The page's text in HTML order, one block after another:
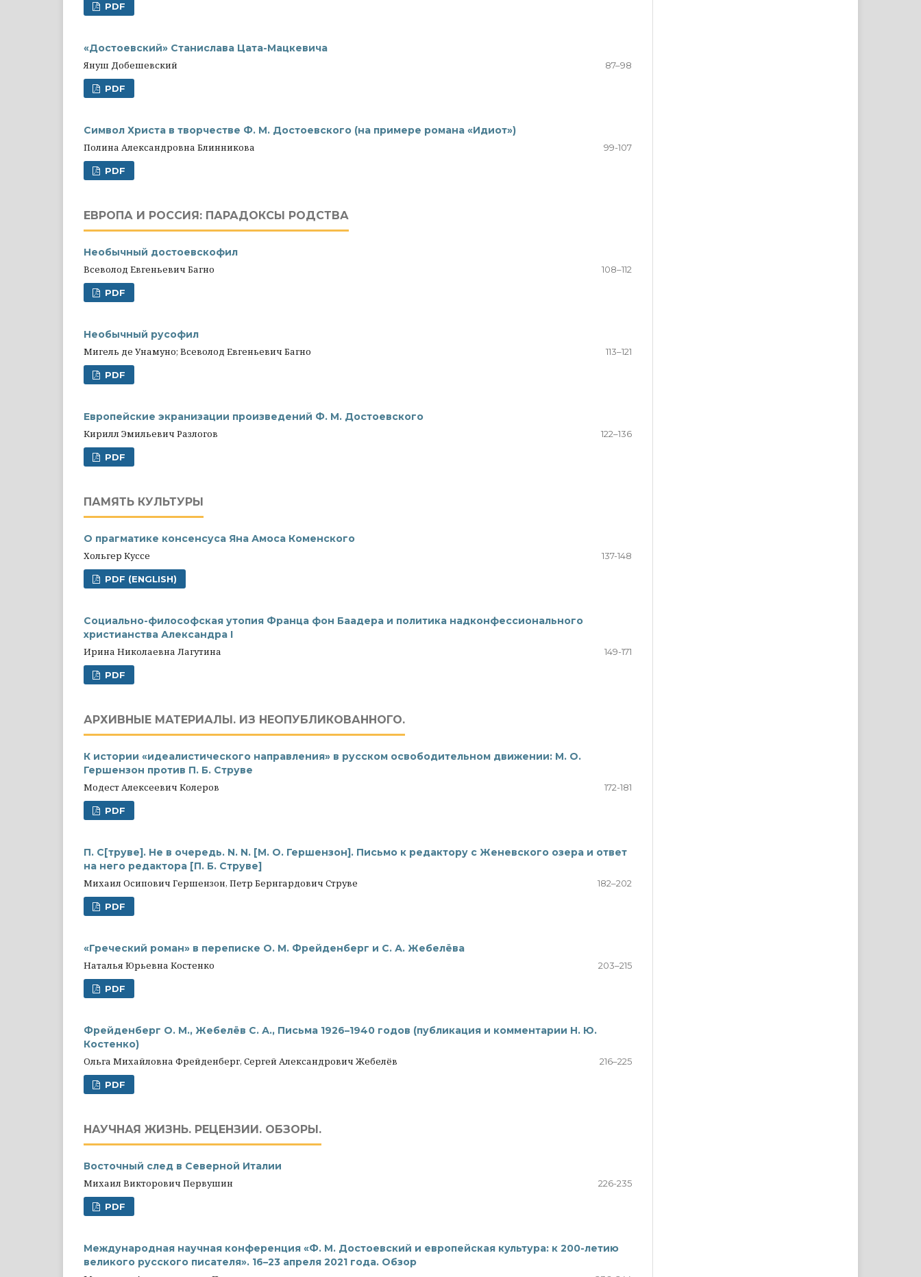
PDF
«Достоевский» Станислава Цата-Мацкевича
Януш Добешевский
87–98
PDF
Символ Христа в творчестве Ф. М. Достоевского (на примере романа «Идиот»)
Полина Александровна Блинникова
99-107
PDF
ЕВРОПА И РОССИЯ: ПАРАДОКСЫ РОДСТВА
Необычный достоевскофил
Всеволод Евгеньевич Багно
108–112
PDF
Необычный русофил
Мигель де Унамуно; Всеволод Евгеньевич Багно
113–121
PDF
Европейские экранизации произведений Ф. М. Достоевского
Кирилл Эмильевич Разлогов
122–136
PDF
ПАМЯТЬ КУЛЬТУРЫ
О прагматике консенсуса Яна Амоса Коменского
Хольгер Куссе
137-148
PDF (ENGLISH)
Социально-философская утопия Франца фон Баадера и политика надконфессионального
христианства Александра I
Ирина Николаевна Лагутина
149-171
PDF
АРХИВНЫЕ МАТЕРИАЛЫ. ИЗ НЕОПУБЛИКОВАННОГО.
К истории «идеалистического направления» в русском освободительном движении: М. О.
Гершензон против П. Б. Струве
Модест Алексеевич Колеров
172-181
PDF
П. С[труве]. Не в очередь. N. N. [М. О. Гершензон]. Письмо к редактору с Женевского озера и ответ
на него редактора [П. Б. Струве]
Михаил Осипович Гершензон, Петр Бернгардович Струве
182–202
PDF
«Греческий роман» в переписке О. М. Фрейденберг и С. А. Жебелёва
Наталья Юрьевна Костенко
203–215
PDF
Фрейденберг О. М., Жебелёв С. А., Письма 1926–1940 годов (публикация и комментарии Н. Ю.
Костенко)
Ольга Михайловна Фрейденберг, Сергей Александрович Жебелёв
216–225
PDF
НАУЧНАЯ ЖИЗНЬ. РЕЦЕНЗИИ. ОБЗОРЫ.
Восточный след в Северной Италии
Михаил Викторович Первушин
226-235
PDF
Международная научная конференция «Ф. М. Достоевский и европейская культура: к 200-летию
великого русского писателя». 16–23 апреля 2021 года. Обзор